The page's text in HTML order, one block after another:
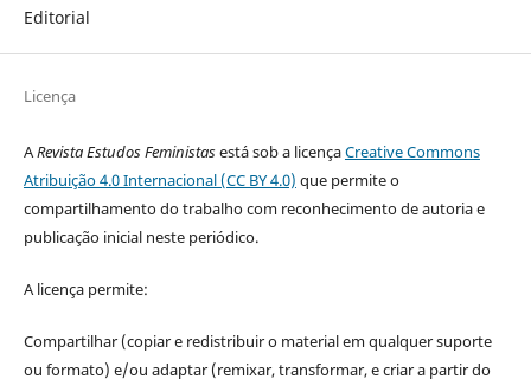
Editorial
Licença
ARevista Estudos Feministasestá sob a licençaCreative Commons
Atribuição 4.0 Internacional (CC BY 4.0) que permite o
compartilhamento do trabalho com reconhecimento de autoria e
publicação inicial neste periódico.
A licença permite:
Compartilhar (copiar e redistribuir o material em qualquer suporte
ou formato) e/ou adaptar (remixar, transformar, e criar a partir do